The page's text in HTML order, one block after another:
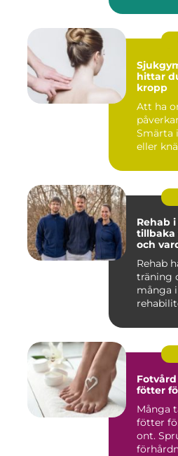
hittar
kropp
Att ha
Smärta
eller
Rehab i
tillbaka
och
Rehab
träning
många
Fotvård i
fötter
Många
fötter
ont.